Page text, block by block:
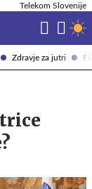
Zdravje za jutri
Telekom Slovenije